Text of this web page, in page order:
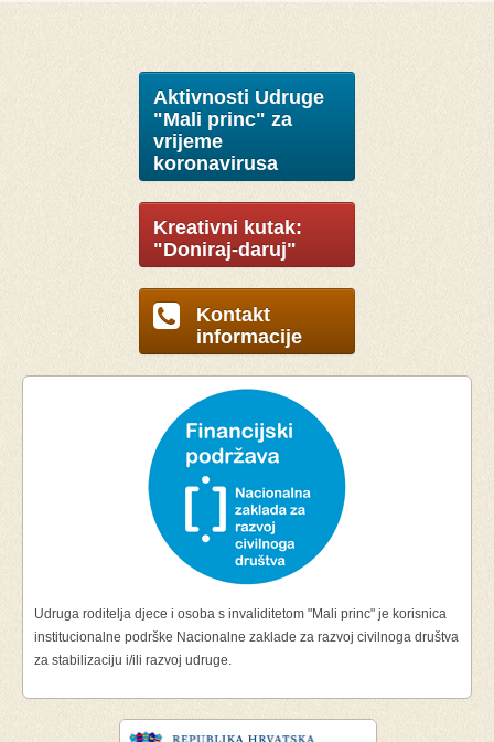
Aktivnosti Udruge
"Mali princ" za
vrijeme
koronavirusa
Kreativni kutak:
"Doniraj-daruj"
Kontakt
informacije
Udruga roditelja djece i osoba s invaliditetom "Mali princ" je korisnica
institucionalne podrške Nacionalne zaklade za razvoj civilnoga društva
za stabilizaciju i/ili razvoj udruge.